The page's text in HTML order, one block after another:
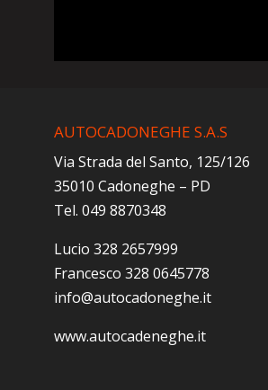
AUTOCADONEGHE S.A.S
Via Strada del Santo, 125/126
35010 Cadoneghe – PD
Tel. 049 8870348
Lucio 328 2657999
Francesco 328 0645778
info@autocadoneghe.it
www.autocadeneghe.it